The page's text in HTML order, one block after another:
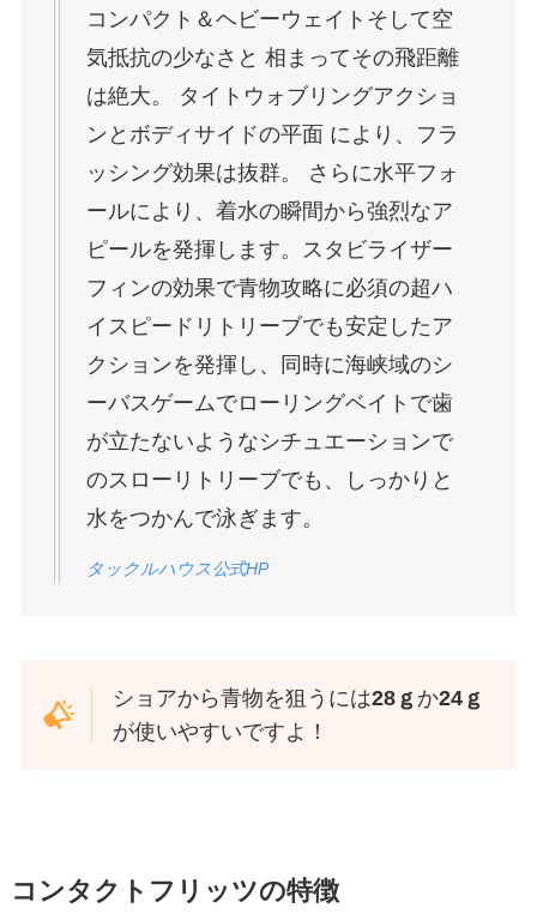
コンパクト＆ヘビーウェイトそして空
気抵抗の少なさと 相まってその飛距離
は絶大。 タイトウォブリングアクショ
ンとボディサイドの平面 により、フラ
ッシング効果は抜群。 さらに水平フォ
ールにより、着水の瞬間から強烈なア
ピールを発揮します。スタビライザー
フィンの効果で青物攻略に必須の超ハ
イスピードリトリーブでも安定したア
クションを発揮し、同時に海峡域のシ
ーバスゲームでローリングベイトで歯
が立たないようなシチュエーションで
のスローリトリーブでも、しっかりと
水をつかんで泳ぎます。
タックルハウス公式HP
ショアから青物を狙うには28ｇ か24ｇ
が使いやすいですよ！
コンタクトフリッツの特徴